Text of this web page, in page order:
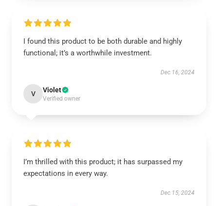
I found this product to be both durable and highly
functional; it’s a worthwhile investment.
Dec 16, 2024
V Violet
Verified owner
I’m thrilled with this product; it has surpassed my
expectations in every way.
Dec 15, 2024